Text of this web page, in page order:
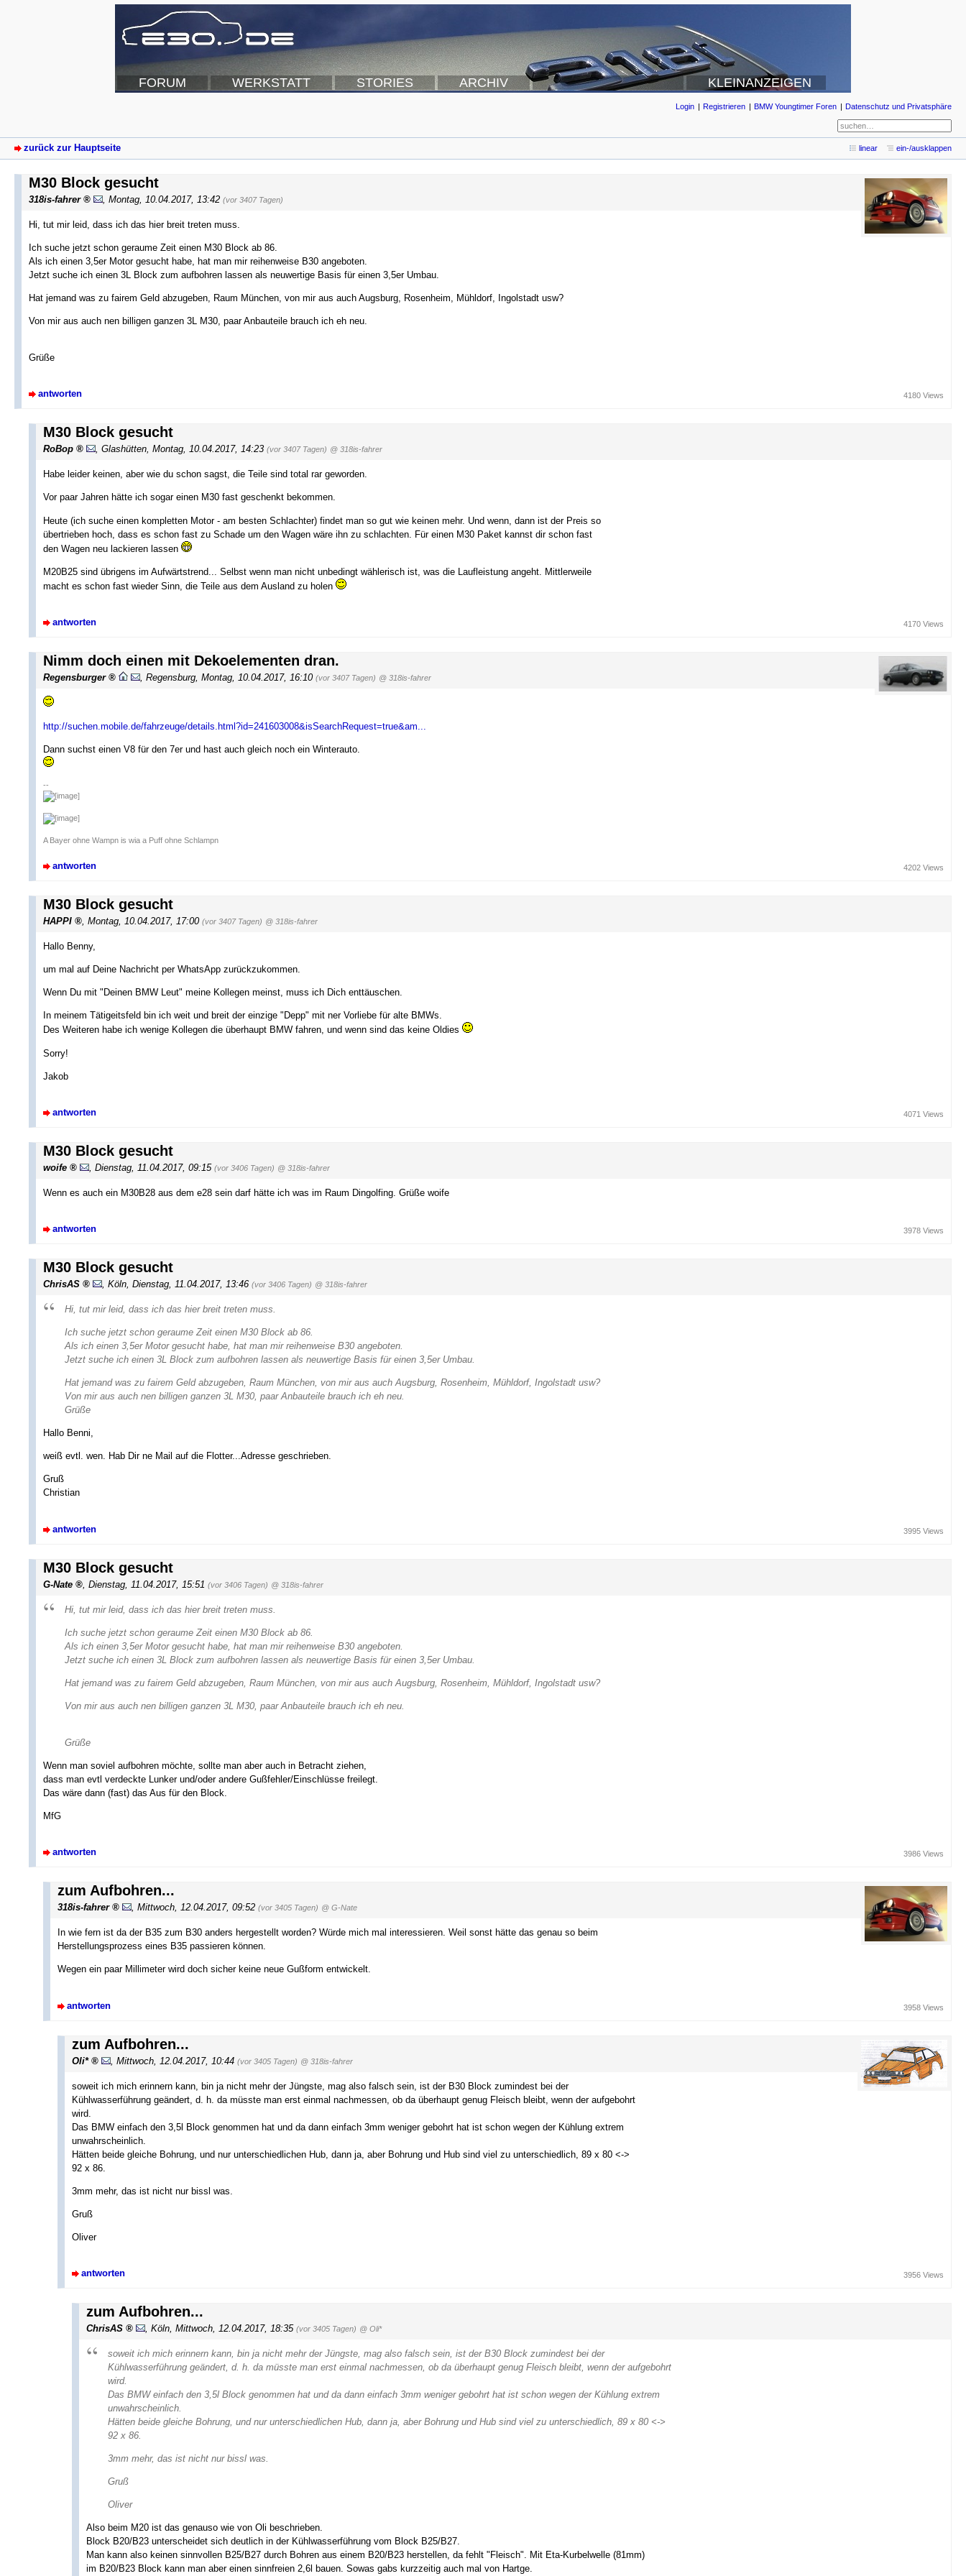
FORUM WERKSTATT STORIES ARCHIV KLEINANZEIGEN
Login Registrieren BMW Youngtimer Foren Datenschutz und Privatsphäre
zurück zur Hauptseite linear ein-/ausklappen
M30 Block gesucht
318is-fahrer Montag, 10.04.2017, 13:42 (vor 3407 Tagen)
Hi, tut mir leid, dass ich das hier breit treten muss.
Ich suche jetzt schon geraume Zeit einen M30 Block ab 86.
Als ich einen 3,5er Motor gesucht habe, hat man mir reihenweise B30 angeboten.
Jetzt suche ich einen 3L Block zum aufbohren lassen als neuwertige Basis für einen 3,5er Umbau.
Hat jemand was zu fairem Geld abzugeben, Raum München, von mir aus auch Augsburg, Rosenheim, Mühldorf, Ingolstadt usw?
Von mir aus auch nen billigen ganzen 3L M30, paar Anbauteile brauch ich eh neu.
Grüße
antworten 4180 Views
M30 Block gesucht
RoBop , Glashütten, Montag, 10.04.2017, 14:23 (vor 3407 Tagen) @ 318is-fahrer
Habe leider keinen, aber wie du schon sagst, die Teile sind total rar geworden.
Vor paar Jahren hätte ich sogar einen M30 fast geschenkt bekommen.
Heute (ich suche einen kompletten Motor - am besten Schlachter) findet man so gut wie keinen mehr. Und wenn, dann ist der Preis so
übertrieben hoch, dass es schon fast zu Schade um den Wagen wäre ihn zu schlachten. Für einen M30 Paket kannst dir schon fast
den Wagen neu lackieren lassen
M20B25 sind übrigens im Aufwärtstrend... Selbst wenn man nicht unbedingt wählerisch ist, was die Laufleistung angeht. Mittlerweile
macht es schon fast wieder Sinn, die Teile aus dem Ausland zu holen
antworten 4170 Views
Nimm doch einen mit Dekoelementen dran.
Regensburger Regensburg Montag, 10.04.2017, 16:10 (vor 3407 Tagen) @ 318is-fahrer
http://suchen.mobile.de/fahrzeuge/details.html?id=241603008&isSearchRequest=true&am...
Dann suchst einen V8 für den 7er und hast auch gleich noch ein Winterauto.
--
A Bayer ohne Wampn is wia a Puff ohne Schlampn
antworten 4202 Views
M30 Block gesucht
HAPPI , Montag, 10.04.2017, 17:00 (vor 3407 Tagen) @ 318is-fahrer
Hallo Benny,
um mal auf Deine Nachricht per WhatsApp zurückzukommen.
Wenn Du mit "Deinen BMW Leut" meine Kollegen meinst, muss ich Dich enttäuschen.
In meinem Tätigeitsfeld bin ich weit und breit der einzige "Depp" mit ner Vorliebe für alte BMWs.
Des Weiteren habe ich wenige Kollegen die überhaupt BMW fahren, und wenn sind das keine Oldies
Sorry!
Jakob
antworten 4071 Views
M30 Block gesucht
woife Dienstag, 11.04.2017, 09:15 (vor 3406 Tagen) @ 318is-fahrer
Wenn es auch ein M30B28 aus dem e28 sein darf hätte ich was im Raum Dingolfing. Grüße woife
antworten 3978 Views
M30 Block gesucht
ChrisAS Köln Dienstag, 11.04.2017, 13:46 (vor 3406 Tagen) @ 318is-fahrer
Hi, tut mir leid, dass ich das hier breit treten muss.
Ich suche jetzt schon geraume Zeit einen M30 Block ab 86.
Als ich einen 3,5er Motor gesucht habe, hat man mir reihenweise B30 angeboten.
Jetzt suche ich einen 3L Block zum aufbohren lassen als neuwertige Basis für einen 3,5er Umbau.
Hat jemand was zu fairem Geld abzugeben, Raum München, von mir aus auch Augsburg, Rosenheim, Mühldorf, Ingolstadt usw?
Von mir aus auch nen billigen ganzen 3L M30, paar Anbauteile brauch ich eh neu.
Grüße
Hallo Benni,
weiß evtl. wen. Hab Dir ne Mail auf die Flotter...Adresse geschrieben.
Gruß
Christian
antworten 3995 Views
M30 Block gesucht
G-Nate Dienstag, 11.04.2017, 15:51 (vor 3406 Tagen) @ 318is-fahrer
Hi, tut mir leid, dass ich das hier breit treten muss.
Ich suche jetzt schon geraume Zeit einen M30 Block ab 86.
Als ich einen 3,5er Motor gesucht habe, hat man mir reihenweise B30 angeboten.
Jetzt suche ich einen 3L Block zum aufbohren lassen als neuwertige Basis für einen 3,5er Umbau.
Hat jemand was zu fairem Geld abzugeben, Raum München, von mir aus auch Augsburg, Rosenheim, Mühldorf, Ingolstadt usw?
Von mir aus auch nen billigen ganzen 3L M30, paar Anbauteile brauch ich eh neu.
Grüße
Wenn man soviel aufbohren möchte, sollte man aber auch in Betracht ziehen,
dass man evtl verdeckte Lunker und/oder andere Gußfehler/Einschlüsse freilegt.
Das wäre dann (fast) das Aus für den Block.
MfG
antworten 3986 Views
zum Aufbohren...
318is-fahrer , Mittwoch, 12.04.2017, 09:52 (vor 3405 Tagen) @ G-Nate
In wie fern ist da der B35 zum B30 anders hergestellt worden? Würde mich mal interessieren. Weil sonst hätte das genau so beim
Herstellungsprozess eines B35 passieren können.
Wegen ein paar Millimeter wird doch sicher keine neue Gußform entwickelt.
antworten 3958 Views
zum Aufbohren...
Oli* Mittwoch, 12.04.2017, 10:44 (vor 3405 Tagen) @ 318is-fahrer
soweit ich mich erinnern kann, bin ja nicht mehr der Jüngste, mag also falsch sein, ist der B30 Block zumindest bei der
Kühlwasserführung geändert, d. h. da müsste man erst einmal nachmessen, ob da überhaupt genug Fleisch bleibt, wenn der aufgebohrt
wird.
Das BMW einfach den 3,5l Block genommen hat und da dann einfach 3mm weniger gebohrt hat ist schon wegen der Kühlung extrem
unwahrscheinlich.
Hätten beide gleiche Bohrung, und nur unterschiedlichen Hub, dann ja, aber Bohrung und Hub sind viel zu unterschiedlich, 89 x 80 <->
92 x 86.
3mm mehr, das ist nicht nur bissl was.
Gruß
Oliver
antworten 3956 Views
zum Aufbohren...
ChrisAS Köln Mittwoch, 12.04.2017, 18:35 (vor 3405 Tagen) @ Oli*
soweit ich mich erinnern kann, bin ja nicht mehr der Jüngste, mag also falsch sein, ist der B30 Block zumindest bei der
Kühlwasserführung geändert, d. h. da müsste man erst einmal nachmessen, ob da überhaupt genug Fleisch bleibt, wenn der aufgebohrt
wird.
Das BMW einfach den 3,5l Block genommen hat und da dann einfach 3mm weniger gebohrt hat ist schon wegen der Kühlung extrem
unwahrscheinlich.
Hätten beide gleiche Bohrung, und nur unterschiedlichen Hub, dann ja, aber Bohrung und Hub sind viel zu unterschiedlich, 89 x 80 <->
92 x 86.
3mm mehr, das ist nicht nur bissl was.
Gruß
Oliver
Also beim M20 ist das genauso wie von Oli beschrieben.
Block B20/B23 unterscheidet sich deutlich in der Kühlwasserführung vom Block B25/B27.
Man kann also keinen sinnvollen B25/B27 durch Bohren aus einem B20/B23 herstellen, da fehlt "Fleisch". Mit Eta-Kurbelwelle (81mm)
im B20/B23 Block kann man aber einen sinnfreien 2,6l bauen. Sowas gabs kurzzeitig auch mal von Hartge.